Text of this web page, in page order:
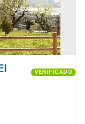
VERIFICADO